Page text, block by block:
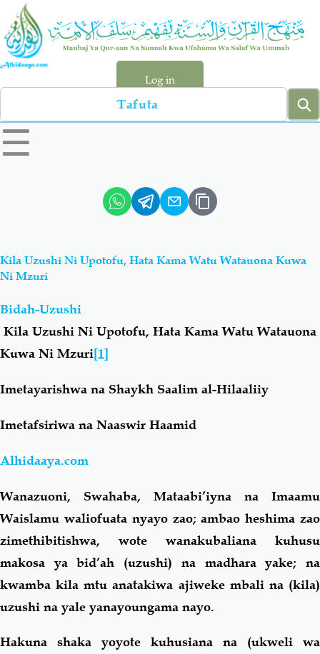
Skip
main
content
Log in
Search
left
sidebar
☰
Hadiyth
Aqiydah
Shirki & Kufru
Salaf Wa Ummah
Fiqh-Ibaadah Duaa-Adhkaar
Familia-Jamii Maswali-Majibu
Chemsha Bongo Vitabu
Mapishi
Kila Uzushi Ni Upotofu, Hata Kama Watu Watauona Kuwa
Ni Mzuri
Bidah-Uzushi
Kila Uzushi Ni Upotofu, Hata Kama Watu Watauona
Kuwa Ni Mzuri[1]
Imetayarishwa na Shaykh Saalim al-Hilaaliiy
Imetafsiriwa na Naaswir Haamid
Alhidaaya.com
Wanazuoni, Swahaba, Mataabi’iyna na Imaamu
Waislamu waliofuata nyayo zao; ambao heshima zao
zimethibitishwa, wote wanakubaliana kuhusu
makosa ya bid’ah (uzushi) na madhara yake; na
kwamba kila mtu anatakiwa ajiweke mbali na (kila)
uzushi na yale yanayoungama nayo.
Hakuna shaka yoyote kuhusiana na (ukweli wa